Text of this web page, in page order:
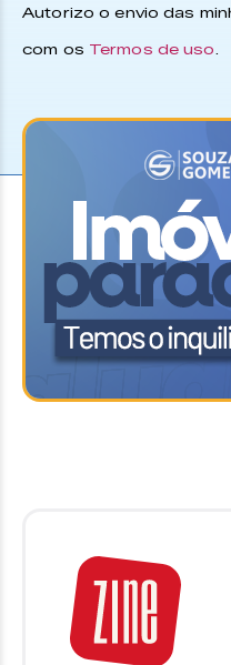
Autorizo o envio das
com os Termos de uso.